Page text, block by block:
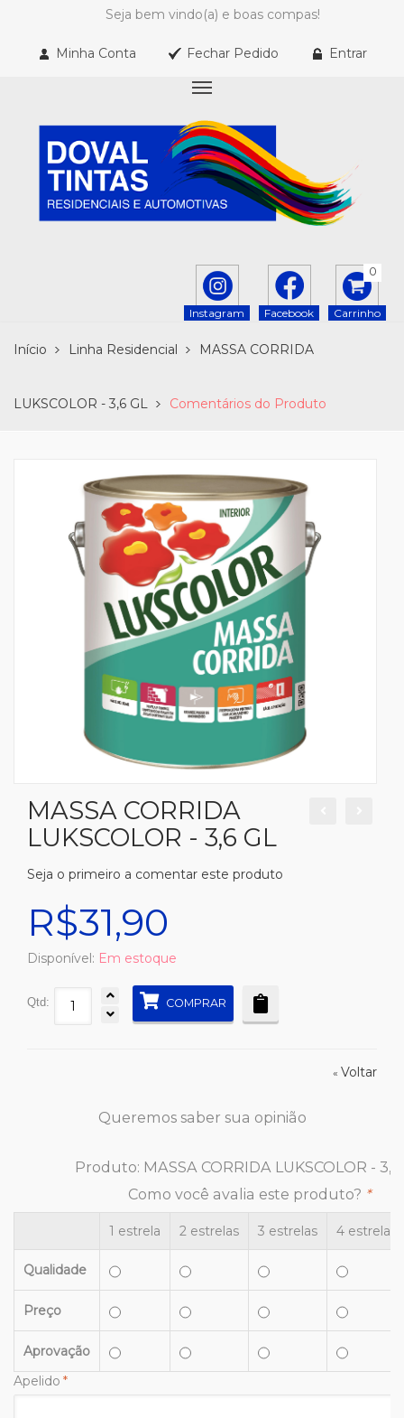
Seja bem vindo(a) e boas compas!
Minha Conta Fechar Pedido Entrar
Carrinho
0
Facebook
Instagram
Início Linha Residencial MASSA CORRIDA
LUKSCOLOR - 3,6 GL Comentários do Produto
MASSA CORRIDA
LUKSCOLOR - 3,6 GL
Seja o primeiro a comentar este produto
R$31,90
Disponível: Em estoque
Qtd: COMPRAR
« Voltar
Queremos saber sua opinião
Produto: MASSA CORRIDA LUKSCOLOR - 3,6
Como você avalia este produto? *
1 estrela 2 estrelas 3 estrelas 4 estrelas
Qualidade
Preço
Aprovação
*
Apelido